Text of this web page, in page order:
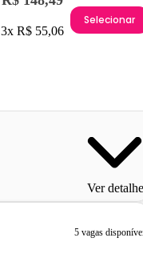
3x R$ 55,06
Selecionar
Ver
5 vagas